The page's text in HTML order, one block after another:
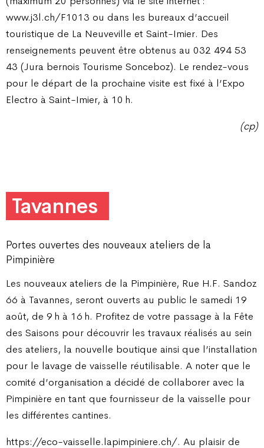
www.j3l.ch/F1013 ou dans les bureaux d’accueil
touristique de La Neuveville et Saint-Imier. Des
renseignements peuvent être obtenus au 032 494 53
43 (Jura bernois Tourisme Sonceboz). Le rendez-vous
pour le départ de la prochaine visite est fixé à l’Expo
Electro à Saint-Imier, à 10 h.
(cp)
Tavannes
Portes ouvertes des nouveaux ateliers de la
Pimpinière
Les nouveaux ateliers de la Pimpinière, Rue H.F. Sandoz
66 à Tavannes, seront ouverts au public le samedi 19
août, de 9 h à 16 h. Profitez de votre passage à la Fête
des Saisons pour découvrir les travaux réalisés au sein
des ateliers, la nouvelle boutique ainsi que l’installation
pour le lavage de vaisselle réutilisable. A noter que le
comité d’organisation a décidé de collaborer avec la
Pimpinière en tant que fournisseur de la vaisselle pour
les différentes cantines.
https://eco-vaisselle.lapimpiniere.ch/. Au plaisir de